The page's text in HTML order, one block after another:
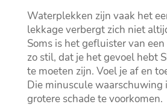
Waterplekken zijn vaak het
lekkage verbergt zich niet
Soms is het gefluister van
zo stil, dat je het gevoel hebt
te moeten zijn.​ Voel je af en
Die minuscule waarschuwing
grotere schade te voorkomen.​